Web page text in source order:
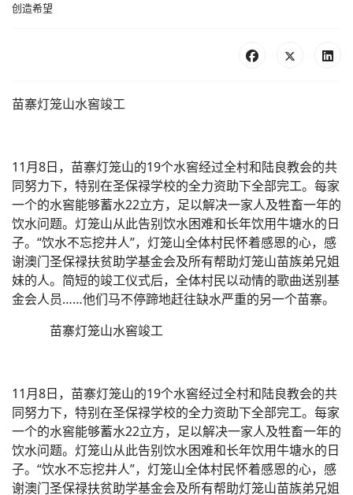
创造希望
苗寨灯笼山水窖竣工
11月8日，苗寨灯笼山的19个水窖经过全村和陆良教会的共
同努力下，特别在圣保禄学校的全力资助下全部完工。每家
一个的水窖能够蓄水22立方，足以解决一家人及牲畜一年的
饮水问题。灯笼山从此告别饮水困难和长年饮用牛塘水的日
子。“饮水不忘挖井人”，灯笼山全体村民怀着感恩的心，感
谢澳门圣保禄扶贫助学基金会及所有帮助灯笼山苗族弟兄姐
妹的人。简短的竣工仪式后，全体村民以动情的歌曲送别基
金会人员……他们马不停蹄地赶往缺水严重的另一个苗寨。
苗寨灯笼山水窖竣工
11月8日，苗寨灯笼山的19个水窖经过全村和陆良教会的共
同努力下，特别在圣保禄学校的全力资助下全部完工。每家
一个的水窖能够蓄水22立方，足以解决一家人及牲畜一年的
饮水问题。灯笼山从此告别饮水困难和长年饮用牛塘水的日
子。“饮水不忘挖井人”，灯笼山全体村民怀着感恩的心，感
谢澳门圣保禄扶贫助学基金会及所有帮助灯笼山苗族弟兄姐